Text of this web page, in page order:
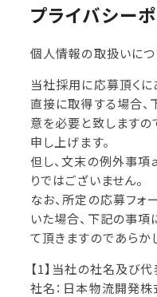
プライバシー
個人情報の取扱いにつ
当社採用に応募頂く
直接に取得する場合
意を必要と致しますの
申し上げます。
但し、文末の例外事項
りではございません。
なお、所定の応募フ
いた場合、下記の事
て頂きますのであらか
【1】当社の社名及び
社名：日本物流開発